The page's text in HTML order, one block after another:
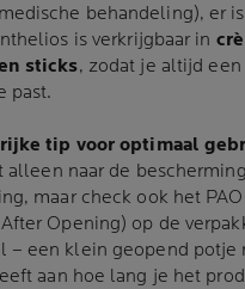
behandeling), er
is verkrijgbaar in
sticks, zodat je altijd
past.
tip voor optimaal
alleen naar de
maar check ook het
Opening) op de
– een klein geopend potje
aan hoe lang je het